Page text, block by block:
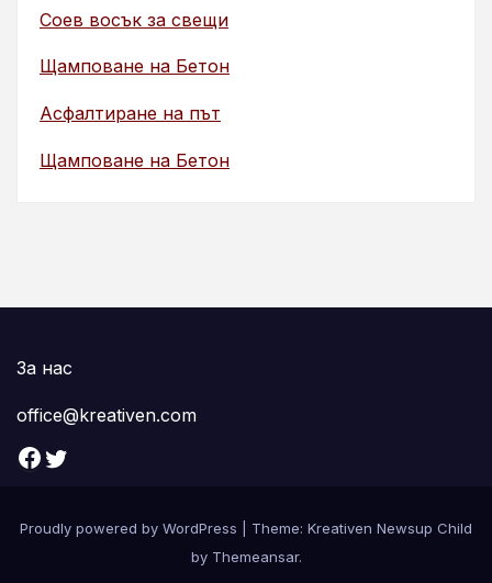
Соев восък за свещи
Щамповане на Бетон
Асфалтиране на път
Щамповане на Бетон
За нас
office@kreativen.com
Facebook Twitter
Proudly powered by WordPress
Theme: Kreativen Newsup Child
by Themeansar.